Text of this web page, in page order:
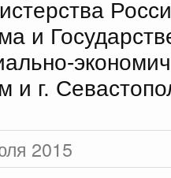
и
и г.
2015
Демография
Здоровье
Образование
Культура
Общество
Государство
программы